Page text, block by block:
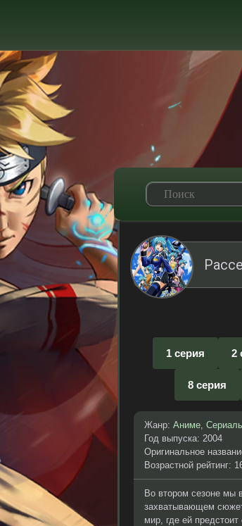
1 серия 2
8 серия
Жанр: Аниме,
Год выпуска: 2004
Оригинальное
Возрастной рейтинг:
Во втором сезоне мы
захватывающем
мир, где ей